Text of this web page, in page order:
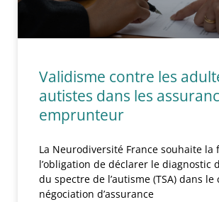
Validisme contre les
autistes dans les
emprunteur
La Neurodiversité France souhaite la
l’obligation de déclarer le diagnostic
du spectre de l’autisme (TSA) dans le
négociation d’assurance